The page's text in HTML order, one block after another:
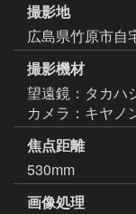
撮影地
広島県竹原市自
撮影機材
望遠鏡：タカハ
カメラ：キヤノ
焦点距離
530mm
画像処理